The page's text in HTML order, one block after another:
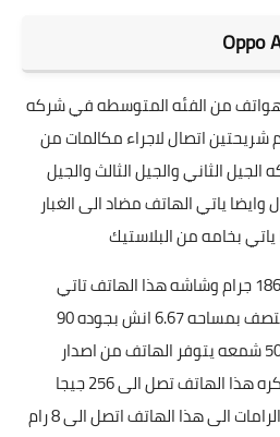
من الفئه المتوسطه في شركه
شريحتين اتصال لاجراء مكالمات من
الثاني والجيل الثالث والجيل
وايضا ياتي الهاتف مضاد الى الغبار
بخامه من البلاستيك
وايضا يكون وزن هذا الهاتف 186 جرام وشاشه هذا الهاتف تاتي
بثقل في اعلى الشاشه بالمنتصف بمساحه 6.67 انش بجوده 90
هيرتز مع سطوع يصل الى 9 50 شمعه يتوفر الهاتف من اصدار
الذاكره الصلبه الرائعه فان ذاكره هذا الهاتف تصل الى 256 جيجا